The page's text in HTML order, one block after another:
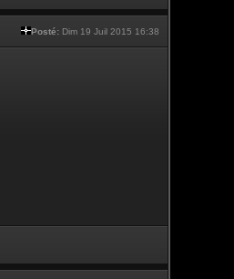
Posté: Dim 19 Juil 2015 16:38